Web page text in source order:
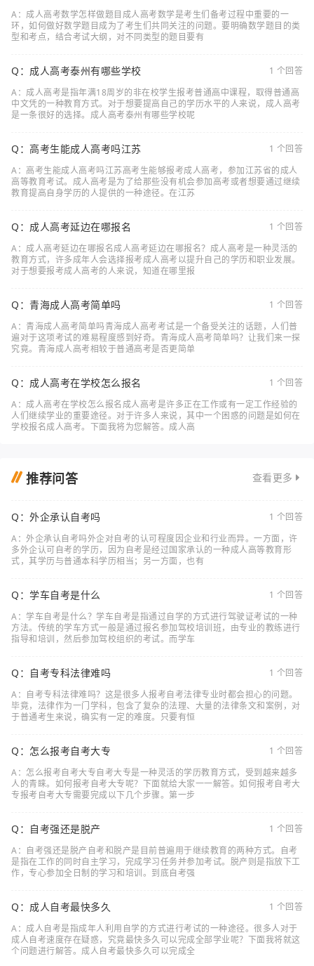
A：成人高考数学怎样做题目成人高考数学是考生们备考过程中重要的一
环，如何做好数学题目成为了考生们共同关注的问题。要明确数学题目的类
型和考点，结合考试大纲，对不同类型的题目要有
Q：成人高考泰州有哪些学校
1 个回答
A：成人高考是指年满18周岁的非在校学生报考普通高中课程，取得普通高
中文凭的一种教育方式。对于想要提高自己的学历水平的人来说，成人高考
是一条很好的选择。成人高考泰州有哪些学校呢
Q：高考生能成人高考吗江苏
1 个回答
A：高考生能成人高考吗江苏高考生能够报考成人高考，参加江苏省的成人
高等教育考试。成人高考是为了给那些没有机会参加高考或者想要通过继续
教育提高自身学历的人提供的一种途径。在江苏
Q：成人高考延边在哪报名
1 个回答
A：成人高考延边在哪报名成人高考延边在哪报名？成人高考是一种灵活的
教育方式，许多成年人会选择报考成人高考以提升自己的学历和职业发展。
对于想要报考成人高考的人来说，知道在哪里报
Q：青海成人高考简单吗
1 个回答
A：青海成人高考简单吗青海成人高考考试是一个备受关注的话题，人们普
遍对于这项考试的难易程度感到好奇。青海成人高考简单吗？让我们来一探
究竟。青海成人高考相较于普通高考是否更简单
Q：成人高考在学校怎么报名
1 个回答
A：成人高考在学校怎么报名成人高考是许多正在工作或有一定工作经验的
人们继续学业的重要途径。对于许多人来说，其中一个困惑的问题是如何在
学校报名成人高考。下面我将为您解答。成人高
推荐问答 查看更多
Q：外企承认自考吗
1 个回答
A：外企承认自考吗外企对自考的认可程度因企业和行业而异。一方面，许
多外企认可自考的学历，因为自考是经过国家承认的一种成人高等教育形
式，其学历与普通本科学历相当；另一方面，也有
Q：学车自考是什么
1 个回答
A：学车自考是什么？学车自考是指通过自学的方式进行驾驶证考试的一种
方法。传统的学车方式一般是通过报名参加驾校培训班，由专业的教练进行
指导和培训，然后参加驾校组织的考试。而学车
Q：自考专科法律难吗
1 个回答
A：自考专科法律难吗？这是很多人报考自考法律专业时都会担心的问题。
毕竟，法律作为一门学科，包含了复杂的法理、大量的法律条文和案例，对
于普通考生来说，确实有一定的难度。只要有恒
Q：怎么报考自考大专
1 个回答
A：怎么报考自考大专自考大专是一种灵活的学历教育方式，受到越来越多
人的青睐。如何报考自考大专呢？下面就给大家一一解答。如何报考自考大
专报考自考大专需要完成以下几个步骤。第一步
Q：自考强还是脱产
1 个回答
A：自考强还是脱产自考和脱产是目前普遍用于继续教育的两种方式。自考
是指在工作的同时自主学习，完成学习任务并参加考试。脱产则是指放下工
作，专心参加全日制的学习和培训。到底自考强
Q：成人自考最快多久
1 个回答
A：成人自考是指成年人利用自学的方式进行考试的一种途径。很多人对于
成人自考速度存在疑惑，究竟最快多久可以完成全部学业呢？下面我将就这
个问题进行解答。成人自考最快多久可以完成全